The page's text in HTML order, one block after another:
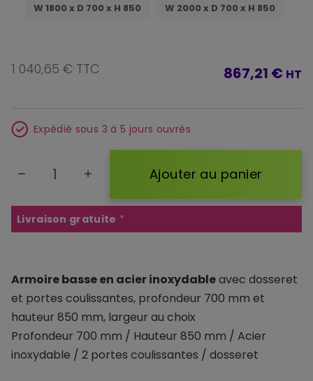
Armoire basse en acier inoxydableavec dosseret
et portes coulissantes, profondeur 700 mm et
hauteur 850 mm, largeur au choix
Profondeur 700 mm / Hauteur 850 mm / Acier
inoxydable / 2 portes coulissantes / dosseret
Livraison gratuite *
W 1800 x D 700 x H 850 W 2000 x D 700 x H 850
1 040,65 € TTC 867,21 € HT
Expédié sous 3 à 5 jours ouvrés
remove add Ajouter au panier